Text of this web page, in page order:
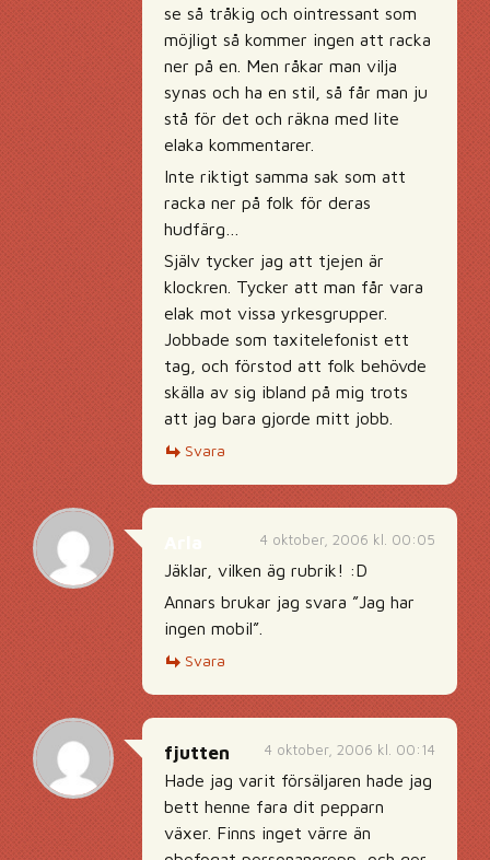
se så tråkig och ointressant som
möjligt så kommer ingen att racka
ner på en. Men råkar man vilja
synas och ha en stil, så får man ju
stå för det och räkna med lite
elaka kommentarer.
Inte riktigt samma sak som att
racka ner på folk för deras
hudfärg…
Själv tycker jag att tjejen är
klockren. Tycker att man får vara
elak mot vissa yrkesgrupper.
Jobbade som taxitelefonist ett
tag, och förstod att folk behövde
skälla av sig ibland på mig trots
att jag bara gjorde mitt jobb.
Svara
4 oktober, 2006 kl. 00:05
Jäklar, vilken äg rubrik! :D
Annars brukar jag svara ”Jag har
ingen mobil”.
Svara
4 oktober, 2006 kl. 00:14
fjutten
Hade jag varit försäljaren hade jag
bett henne fara dit pepparn
växer. Finns inget värre än